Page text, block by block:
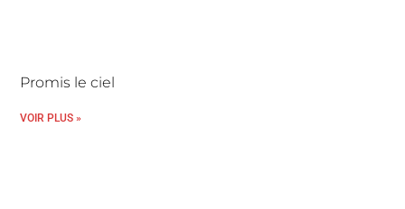
Promis le ciel
VOIR PLUS »